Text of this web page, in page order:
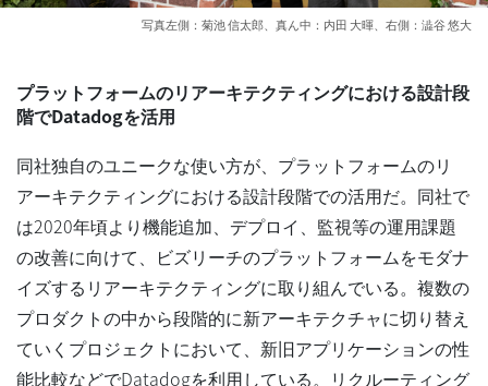
写真左側：菊池 信太郎、真ん中：内田 大暉、右側：澁谷 悠大
プラットフォームのリアーキテクティングにおける設計段
階でDatadogを活用
同社独自のユニークな使い方が、プラットフォームのリ
アーキテクティングにおける設計段階での活用だ。同社で
は2020年頃より機能追加、デプロイ、監視等の運用課題
の改善に向けて、ビズリーチのプラットフォームをモダナ
イズするリアーキテクティングに取り組んでいる。複数の
プロダクトの中から段階的に新アーキテクチャに切り替え
ていくプロジェクトにおいて、新旧アプリケーションの性
能比較などでDatadogを利用している。リクルーティング